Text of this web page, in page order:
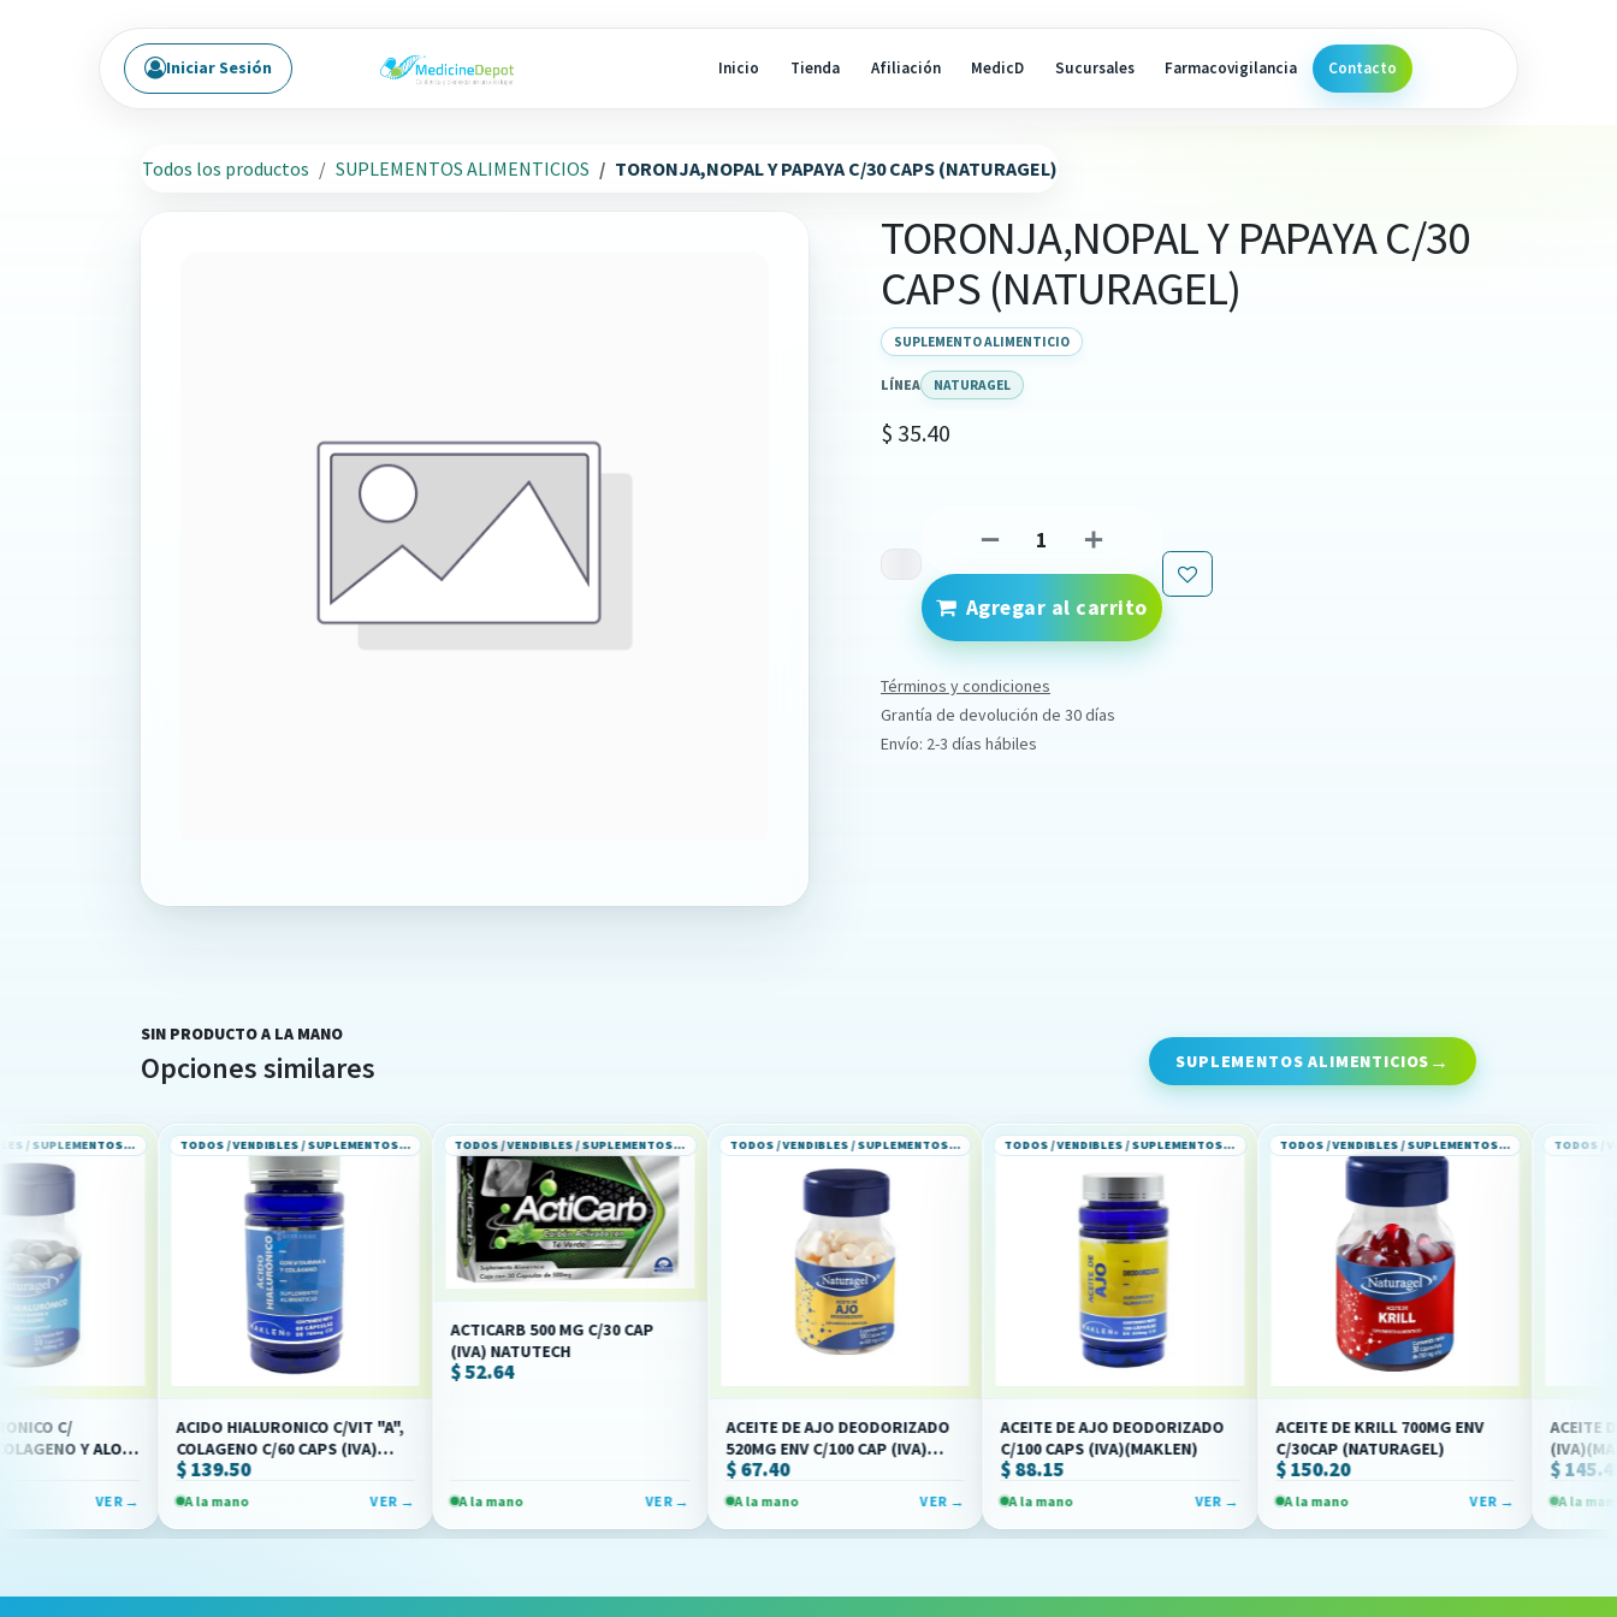
Inicio Tienda Afiliación MedicD Sucursales Farmacovigilancia Contacto
Iniciar Sesión
Todos los productos SUPLEMENTOS ALIMENTICIOS TORONJA,NOPAL Y PAPAYA C/30 CAPS (NATURAGEL)
TORONJA,NOPAL Y PAPAYA C/30
CAPS (NATURAGEL)
SUPLEMENTO ALIMENTICIO
LÍNEA NATURAGEL
$ 35.40
Agregar al carrito
Términos y condiciones
Grantía de devolución de 30 días
Envío: 2-3 días hábiles
SIN PRODUCTO A LA MANO
Opciones similares SUPLEMENTOS ALIMENTICIOS
TODOS / VENDIBLES / SUPLEMENTOS ALIMENTICIOS TODOS / VENDIBLES / SUPLEMENTOS ALIMENTICIOS
ACIDO HIALURONICO C/VIT "A",
COLAGENO C/60 CAPS (IVA)
A la mano
TODOS / VENDIBLES / SUPLEMENTOS ALIMENTICIOS
ACTICARB 500 MG C/30 CAP
(IVA) NATUTECH
A la mano
TODOS / VENDIBLES / SUPLEMENTOS ALIMENTICIOS
ACEITE DE AJO DEODORIZADO
520MG ENV C/100 CAP (IVA)
(NATURAGEL)
A la mano
TODOS / VENDIBLES / SUPLEMENTOS ALIMENTICIOS
ACEITE DE AJO DEODORIZADO
C/100 CAPS (IVA)(MAKLEN)
A la mano
TODOS / VENDIBLES / SUPLEMENTOS ALIMENTICIOS
ACEITE DE KRILL 700MG ENV
C/30CAP (NATURAGEL)
A la mano
ACEITE DE KRILL C/
(IVA)(MAKLEN)
A la mano